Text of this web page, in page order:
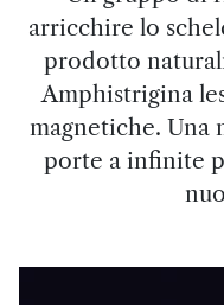
arricchire lo
prodotto
Amphistrigina
magnetiche. Una
porte a infinite